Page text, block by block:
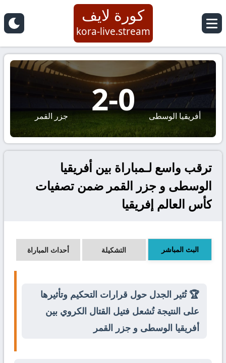
كورة لايف
kora-live.stream
أفريقيا الوسطى 0
-
2 جزر القمر
ترقب واسع لـمباراة بين أفريقيا
الوسطى و جزر القمر ضمن تصفيات
كأس العالم إفريقيا
البث المباشر التشكيلة أحداث المباراة
🏆 تُثير الجدل حول قرارات التحكيم وتأثيرها
على النتيجة تُشعل فتيل القتال الكروي بين
أفريقيا الوسطى و جزر القمر